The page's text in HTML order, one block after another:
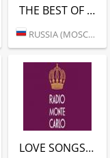
THE BEST OF CROSSOVER (РАДИО МОНТЕ-КАРЛО)
RUSSIA (MOSCOW)
LOVE SONGS (РАДИО МОНТЕ-КАРЛО)